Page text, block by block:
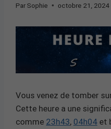
Par Sophie octobre 21, 2024
Vous venez de tomber
Cette heure a une
comme 23h43, 04h04 et